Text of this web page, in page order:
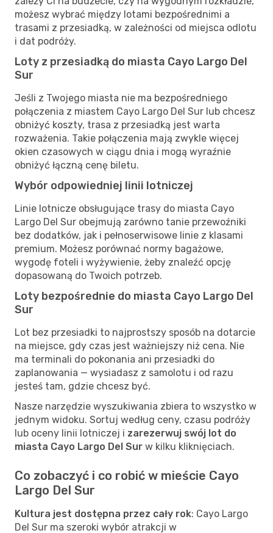
możesz wybrać między lotami bezpośrednimi a
trasami z przesiadką, w zależności od miejsca odlotu
i dat podróży.
Loty z przesiadką do miasta Cayo Largo Del
Sur
Jeśli z Twojego miasta nie ma bezpośredniego
połączenia z miastem Cayo Largo Del Sur lub chcesz
obniżyć koszty, trasa z przesiadką jest warta
rozważenia. Takie połączenia mają zwykle więcej
okien czasowych w ciągu dnia i mogą wyraźnie
obniżyć łączną cenę biletu.
Wybór odpowiedniej linii lotniczej
Linie lotnicze obsługujące trasy do miasta Cayo
Largo Del Sur obejmują zarówno tanie przewoźniki
bez dodatków, jak i pełnoserwisowe linie z klasami
premium. Możesz porównać normy bagażowe,
wygodę foteli i wyżywienie, żeby znaleźć opcję
dopasowaną do Twoich potrzeb.
Loty bezpośrednie do miasta Cayo Largo Del
Sur
Lot bez przesiadki to najprostszy sposób na dotarcie
na miejsce, gdy czas jest ważniejszy niż cena. Nie
ma terminali do pokonania ani przesiadki do
zaplanowania — wysiadasz z samolotu i od razu
jesteś tam, gdzie chcesz być.
Nasze narzędzie wyszukiwania zbiera to wszystko w
jednym widoku. Sortuj według ceny, czasu podróży
lub oceny linii lotniczej i zarezerwuj swój lot do
miasta Cayo Largo Del Sur w kilku kliknięciach.
Co zobaczyć i co robić w mieście Cayo
Largo Del Sur
Kultura jest dostępna przez cały rok: Cayo Largo
Del Sur ma szeroki wybór atrakcji w